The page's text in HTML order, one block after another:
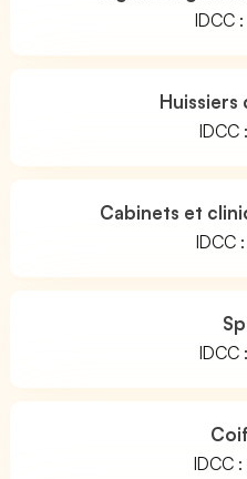
IDCC
IDCC
Cabinets et
IDCC
IDCC
IDCC